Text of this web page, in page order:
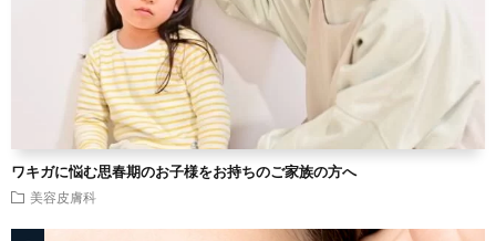
ワキガに悩む思春期のお子様をお持ちのご家族の方へ
美容皮膚科